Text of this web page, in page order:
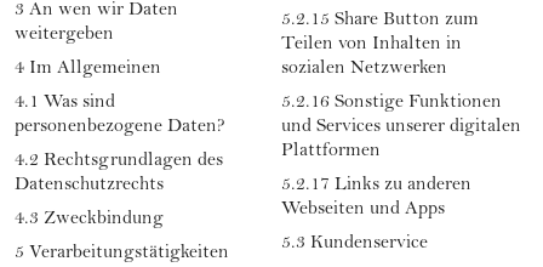
3 An wen wir Daten
weitergeben
4 Im Allgemeinen
4.1 Was sind
personenbezogene Daten?
4.2 Rechtsgrundlagen des
Datenschutzrechts
4.3 Zweckbindung
5 Verarbeitungstätigkeiten
5.2.15 Share Button zum
Teilen von Inhalten in
sozialen Netzwerken
5.2.16 Sonstige Funktionen
und Services unserer digitalen
Plattformen
5.2.17 Links zu anderen
Webseiten und Apps
5.3 Kundenservice